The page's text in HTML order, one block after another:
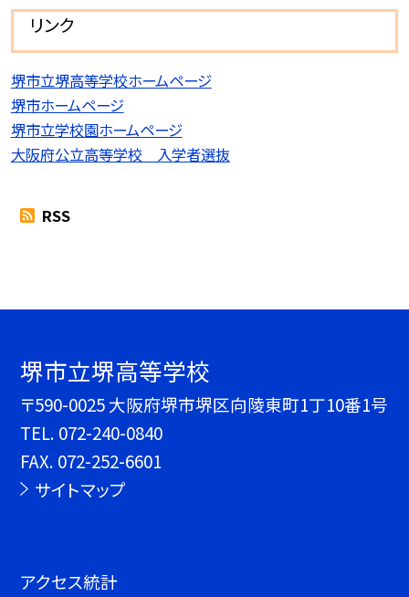
リンク
堺市立堺高等学校ホームページ
堺市ホームページ
堺市立学校園ホームページ
大阪府公立高等学校 入学者選抜
RSS
堺市立堺高等学校
〒590-0025 大阪府堺市堺区向陵東町1丁10番1号
TEL. 072-240-0840
FAX. 072-252-6601
サイトマップ
アクセス統計